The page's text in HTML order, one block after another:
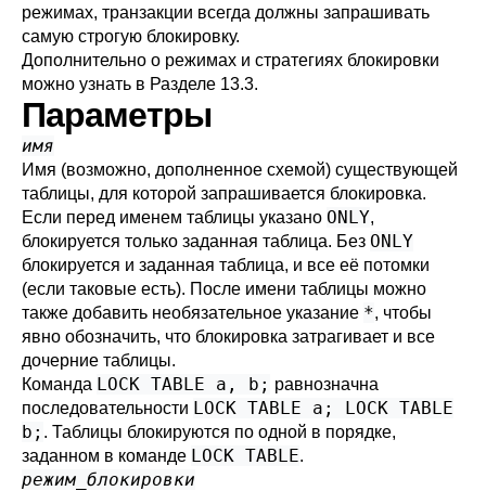
режимах, транзакции всегда должны запрашивать
самую строгую блокировку.
Дополнительно о режимах и стратегиях блокировки
можно узнать в Разделе 13.3.
Параметры
имя
Имя (возможно, дополненное схемой) существующей
таблицы, для которой запрашивается блокировка.
Если перед именем таблицы указано ONLY,
блокируется только заданная таблица. Без ONLY
блокируется и заданная таблица, и все её потомки
(если таковые есть). После имени таблицы можно
также добавить необязательное указание *, чтобы
явно обозначить, что блокировка затрагивает и все
дочерние таблицы.
Команда LOCK TABLE a, b; равнозначна
последовательности LOCK TABLE a; LOCK TABLE
b; . Таблицы блокируются по одной в порядке,
заданном в команде LOCK TABLE.
режим_блокировки